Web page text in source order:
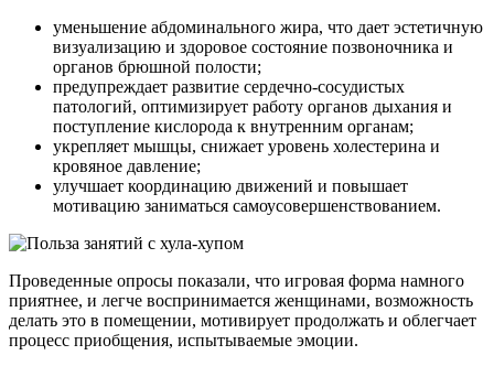
уменьшение абдоминального жира, что дает эстетичную
визуализацию и здоровое состояние позвоночника и
органов брюшной полости;
предупреждает развитие сердечно-сосудистых
патологий, оптимизирует работу органов дыхания и
поступление кислорода к внутренним органам;
укрепляет мышцы, снижает уровень холестерина и
кровяное давление;
улучшает координацию движений и повышает
мотивацию заниматься самоусовершенствованием.
Проведенные опросы показали, что игровая форма намного
приятнее, и легче воспринимается женщинами, возможность
делать это в помещении, мотивирует продолжать и облегчает
процесс приобщения, испытываемые эмоции.